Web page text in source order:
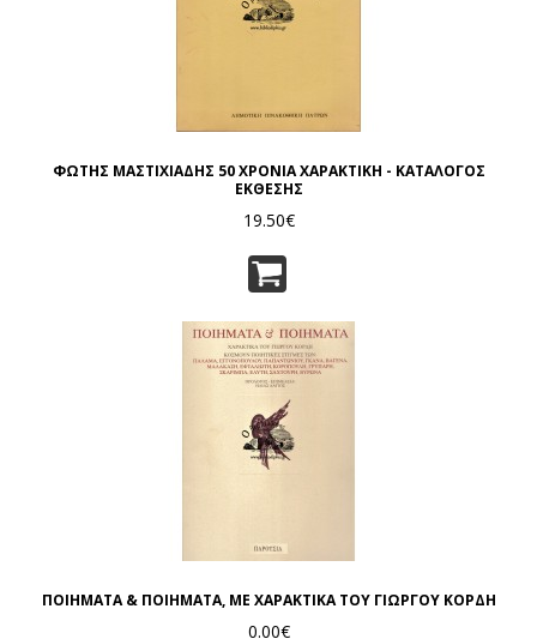
ΦΩΤΗΣ ΜΑΣΤΙΧΙΑΔΗΣ 50 ΧΡΟΝΙΑ ΧΑΡΑΚΤΙΚΗ - ΚΑΤΑΛΟΓΟΣ
ΕΚΘΕΣΗΣ
19.50€
ΠΟΙΗΜΑΤΑ & ΠΟΙΗΜΑΤΑ, ΜΕ ΧΑΡΑΚΤΙΚΑ ΤΟΥ ΓΙΩΡΓΟΥ ΚΟΡΔΗ
0.00€